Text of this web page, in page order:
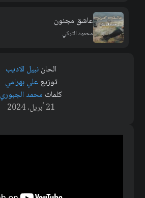
عاشق مجنون
محمود التركي
الحاننبيل الاديب
توزيععلي بهرامي
كلمات محمد الجبوري
21 أبريل، 2024